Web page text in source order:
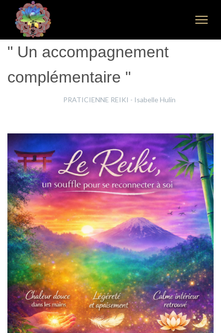
" Un accompagnement
complémentaire "
PRATICIENNE REIKI - Isabelle Hulin